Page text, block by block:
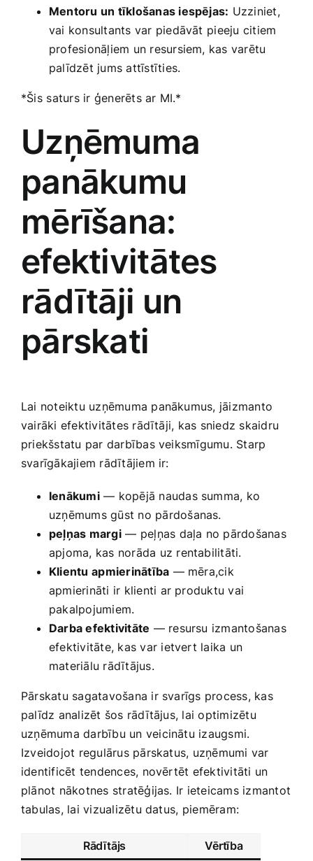
Mentoru un tīklošanas iespējas: ‌Uzziniet,
vai konsultants var piedāvāt ⁤pieeju citiem
profesionāļiem un resursiem,‌ kas varētu
palīdzēt​ jums attīstīties.
*Šis ⁤saturs​ ir ģenerēts ar MI.*
Uzņēmuma ​
panākumu⁣
mērīšana:
efektivitātes
rādītāji un
pārskati
Lai noteiktu​ uzņēmuma panākumus, jāizmanto
vairāki efektivitātes rādītāji, ​kas​ sniedz skaidru
priekšstatu par darbības ‌veiksmīgumu. Starp
svarīgākajiem rādītājiem ir:
Ienākumi— kopējā naudas ‍summa, ⁤ko⁣
uzņēmums gūst no pārdošanas.
peļņas margi— ⁣peļņas‍ daļa no pārdošanas
apjoma, kas norāda uz rentabilitāti.
Klientu ⁤apmierinātība — mēra,cik
apmierināti ​ir klienti ar produktu vai
pakalpojumiem.
Darba efektivitāte — ‌resursu izmantošanas
efektivitāte, kas var ietvert laika un
materiālu rādītājus.
Pārskatu sagatavošana ir svarīgs process, kas
palīdz analizēt šos rādītājus, lai optimizētu
uzņēmuma darbību un veicinātu izaugsmi.
Izveidojot regulārus pārskatus, ‍uzņēmumi var
identificēt tendences, novērtēt efektivitāti un
plānot nākotnes stratēģijas. Ir ieteicams izmantot
tabulas, lai vizualizētu‍ datus,⁣ piemēram:
Rādītājs Vērtība